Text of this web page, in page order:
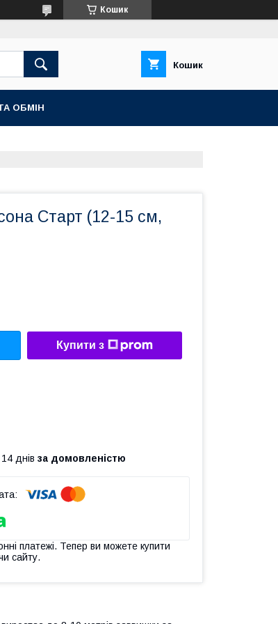
Кошик
Кошик
ОБМІН
Старт (12-15 см,
Купити з
днів за домовленістю
платежі. Тепер ви можете купити
сайту.